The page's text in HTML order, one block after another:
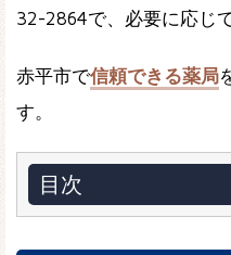
32-2864で、必要に応じ
赤平市で信頼できる薬局
す。
目次